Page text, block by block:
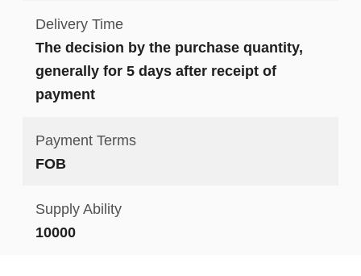
Delivery Time
The decision by the purchase quantity,
generally for 5 days after receipt of
payment
Payment Terms
FOB
Supply Ability
10000